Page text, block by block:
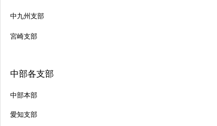
中九州支部
宮崎支部
中部各支部
中部本部
愛知支部